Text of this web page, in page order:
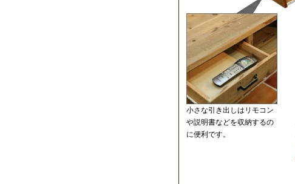
小さな引き出しはリモコン
や説明書などを収納するの
に便利です。